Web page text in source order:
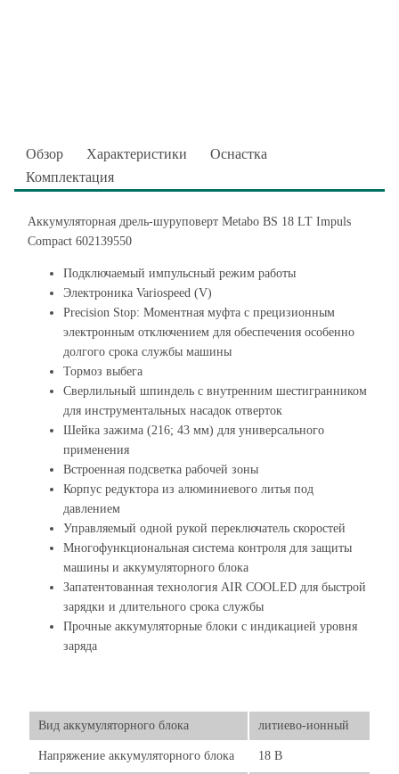
Обзор Характеристики
Оснастка
Комплектация
Аккумуляторная дрель-шуруповерт Metabo BS 18 LT Impuls
Compact 602139550
Подключаемый импульсный режим работы
Электроника Variospeed (V)
Precision Stop: Моментная муфта с прецизионным
электронным отключением для обеспечения особенно
долгого срока службы машины
Тормоз выбега
Сверлильный шпиндель с внутренним шестигранником
для инструментальных насадок отверток
Шейка зажима (216; 43 мм) для универсального
применения
Встроенная подсветка рабочей зоны
Корпус редуктора из алюминиевого литья под
давлением
Управляемый одной рукой переключатель скоростей
Многофункциональная система контроля для защиты
машины и аккумуляторного блока
Запатентованная технология AIR COOLED для быстрой
зарядки и длительного срока службы
Прочные аккумуляторные блоки с индикацией уровня
заряда
Вид аккумуляторного блока литиево-ионный
Напряжение аккумуляторного блока 18 В